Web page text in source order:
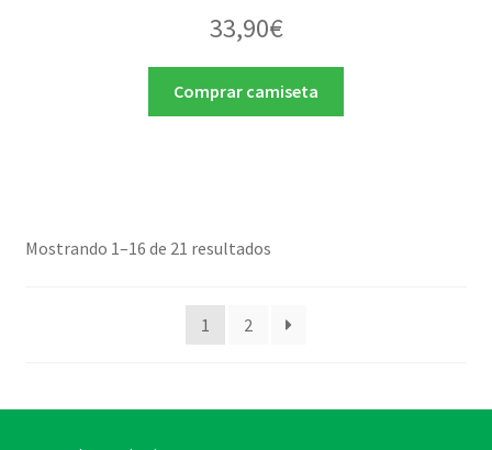
33,90€
Comprar camiseta
Mostrando 1–16 de 21 resultadosOrdenado
últimos
1 2